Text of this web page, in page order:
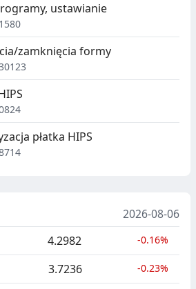
ustawianie
zamknięcia formy
płatka HIPS
2026-08-06
4.2982 -0.16%
3.7236 -0.23%